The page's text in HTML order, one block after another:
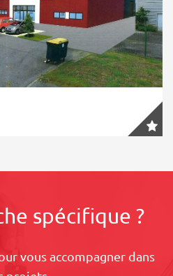
spécifique ?
vous accompagner dans